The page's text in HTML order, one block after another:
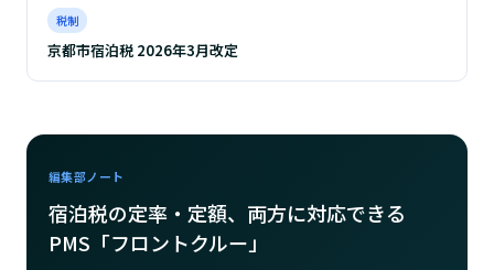
税制
京都市宿泊税 2026年3月改定
編集部ノート
宿泊税の定率・定額、両方に対応できる
PMS「フロントクルー」